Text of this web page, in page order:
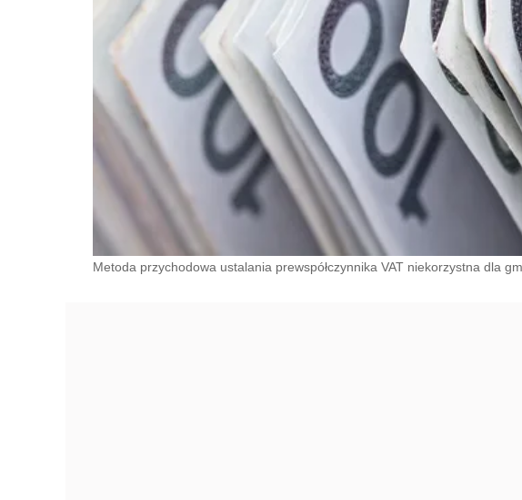
Metoda przychodowa ustalania prewspółczynnika VAT niekorzystna dla